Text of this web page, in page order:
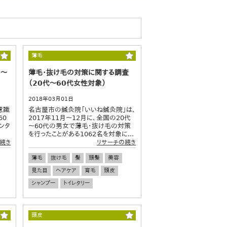
識
タ
き
薄毛
薄毛・抜け毛の対策に関する調査
（20代～60代女性対象）
2018年03月01日
名古屋市の鍼灸院「いいね鍼灸院」は、
2017年11月～12月に、全国の20代
～60代の男女で薄毛・抜け毛の対策
を行ったことがある1062名を対象に...
リサーチの続き
薄毛 抜け毛 髪 頭髪
美容
見た目
ヘアケア 育毛
頭皮
シャンプー
トイレタリー
頭皮